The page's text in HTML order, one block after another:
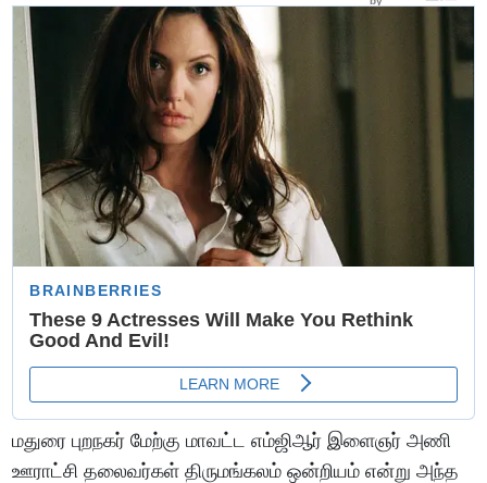
மதுரை புறநகர் மேற்கு மாவட்ட எம்ஜிஆர் இளைஞர் அணி
ஊராட்சி தலைவர்கள் திருமங்கலம் ஒன்றியம் என்று அந்த